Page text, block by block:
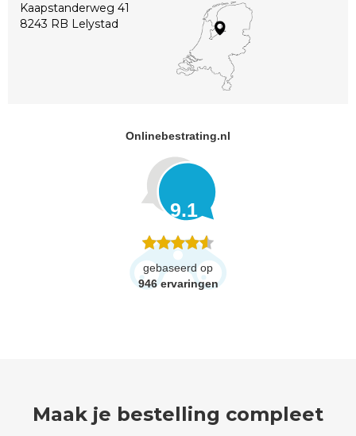
Kaapstanderweg 41
8243 RB Lelystad
Onlinebestrating.nl
9.1
gebaseerd op
946 ervaringen
Maak je bestelling compleet